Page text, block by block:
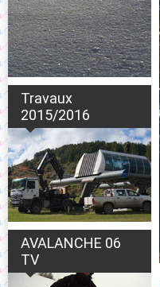
Travaux
2015/2016
AVALANCHE 06
TV